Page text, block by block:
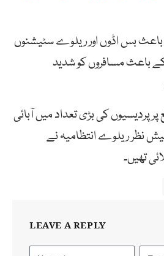
بس اڈوں اور ریلوے سٹیشنوں
باعث مسافروں کو شدید
پردیسیوں کی بڑی تعداد میں آبائی
نظر ریلوے انتظامیہ نے
تھیں۔
LEAVE A REPLY